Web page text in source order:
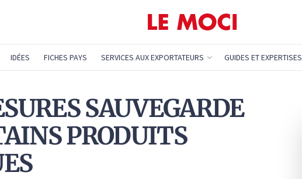
IDÉES FICHES PAYS SERVICES AUX EXPORTATEURS GUIDES ET EXPERTISES
SAUVEGARDE
PRODUITS